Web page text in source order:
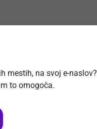
delom 2 meseca.
mestih, na svoj e-naslov?
to omogoča.